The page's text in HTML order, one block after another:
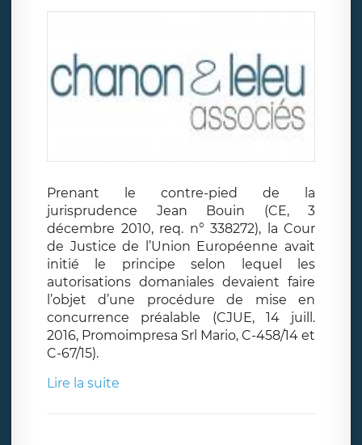
Prenant le contre-pied de la
jurisprudence Jean Bouin (CE, 3
décembre 2010, req. n° 338272), la Cour
de Justice de l’Union Européenne avait
initié le principe selon lequel les
autorisations domaniales devaient faire
l’objet d’une procédure de mise en
concurrence préalable (CJUE, 14 juill.
2016, Promoimpresa Srl Mario, C-458/14 et
C-67/15).
Lire la suite